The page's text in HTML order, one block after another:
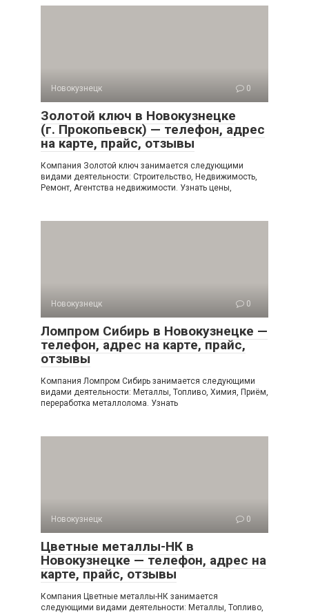
Новокузнецк 0
Золотой ключ в Новокузнецке
(г. Прокопьевск) — телефон, адрес
на карте, прайс, отзывы
Компания Золотой ключ занимается следующими
видами деятельности: Строительство, Недвижимость,
Ремонт, Агентства недвижимости. Узнать цены,
Новокузнецк 0
Ломпром Сибирь в Новокузнецке —
телефон, адрес на карте, прайс,
отзывы
Компания Ломпром Сибирь занимается следующими
видами деятельности: Металлы, Топливо, Химия, Приём,
переработка металлолома. Узнать
Новокузнецк 0
Цветные металлы-НК в
Новокузнецке — телефон, адрес на
карте, прайс, отзывы
Компания Цветные металлы-НК занимается
следующими видами деятельности: Металлы, Топливо,